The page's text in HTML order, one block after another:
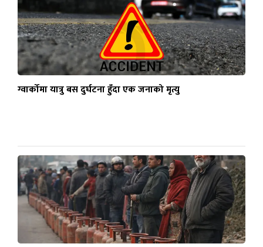
ग्वार्कोमा यात्रु बस दुर्घटना हुँदा एक जनाको मृत्यु